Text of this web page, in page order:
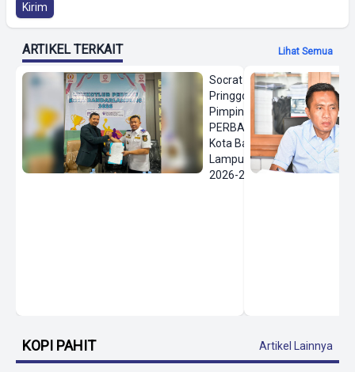
Kirim
ARTIKEL TERKAIT Lihat Semua
Socrat
Pringgodanu
Pimpin
PERBASI
Kota Bandar
Lampung
2026-2030
KOPI PAHIT Artikel Lainnya